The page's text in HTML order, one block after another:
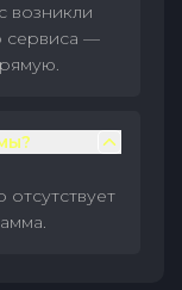
возникли
сервиса —